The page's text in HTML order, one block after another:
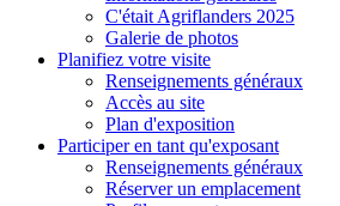
C'était Agriflanders 2025
Galerie de photos
Planifiez votre visite
Renseignements généraux
Accès au site
Plan d'exposition
Participer en tant qu'exposant
Renseignements généraux
Réserver un emplacement